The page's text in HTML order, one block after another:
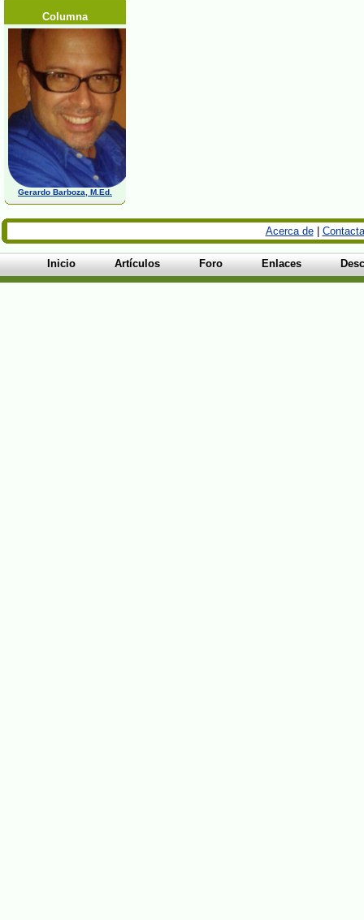
Columna
Gerardo Barboza, M.Ed.
Acerca de|
Inicio Artículos Foro Enlaces